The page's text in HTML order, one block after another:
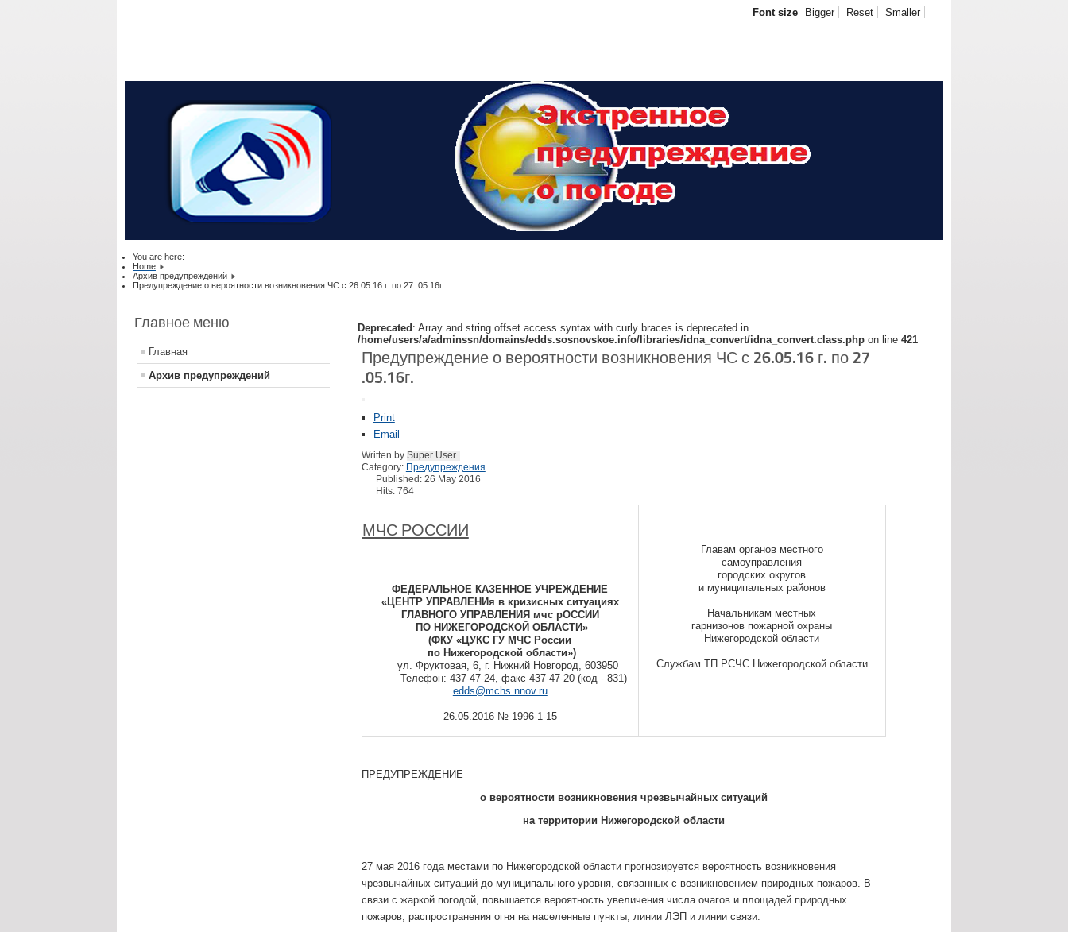
Font size Bigger Reset Smaller
You are here:
Home
Архив предупреждений
Предупреждение о вероятности возникновения ЧС с 26.05.16 г. по 27 .05.16г.
Главное меню
Главная
Архив предупреждений
Deprecated : Array and string offset access syntax with curly braces is deprecated in
/home/users/a/adminssn/domains/edds.sosnovskoe.info/libraries/idna_convert/idna_convert.class.phpon line 421
Предупреждение о вероятности возникновения ЧС с 26.05.16 г. по 27
.05.16г.
Print
Email
Written by Super User
Category:
Предупреждения
Published: 26 May 2016
Hits: 764
МЧС РОССИИ
ФЕДЕРАЛЬНОЕ КАЗЕННОЕ УЧРЕЖДЕНИЕ
«ЦЕНТР УПРАВЛЕНИя в кризисных ситуациях
ГЛАВНОГО УПРАВЛЕНИЯ мчс рОССИИ
ПО НИЖЕГОРОДСКОЙ ОБЛАСТИ»
(ФКУ «ЦУКС ГУ МЧС России
по Нижегородской области»)
ул. Фруктовая, 6, г. Нижний Новгород, 603950
Телефон: 437-47-24, факс 437-47-20 (код - 831)
edds@mchs.nnov.ru
26.05.2016 № 1996-1-15
Главам органов местного
самоуправления
городских округов
и муниципальных районов
Начальникам местных
гарнизонов пожарной охраны
Нижегородской области
Службам ТП РСЧС Нижегородской области
ПРЕДУПРЕЖДЕНИЕ
о вероятности возникновения чрезвычайных ситуаций
на территории Нижегородской области
27 мая 2016 года местами по Нижегородской области прогнозируется вероятность возникновения
чрезвычайных ситуаций до муниципального уровня, связанных с возникновением природных пожаров. В
связи с жаркой погодой, повышается вероятность увеличения числа очагов и площадей природных
пожаров, распространения огня на населенные пункты, линии ЛЭП и линии связи.